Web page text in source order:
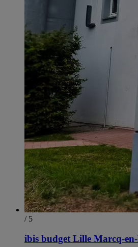
/ 5
ibis budget Lille Marcq-